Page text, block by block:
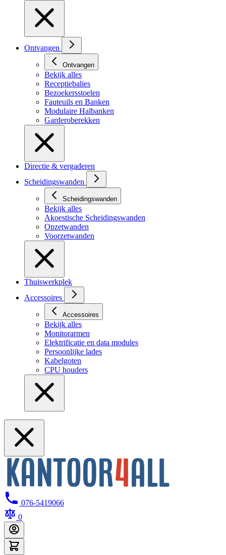
Ontvangen
Ontvangen
Bekijk alles
Receptiebalies
Bezoekersstoelen
Fauteuils en Banken
Modulaire Halbanken
Garderoberekken
Directie & vergaderen
Scheidingswanden
Scheidingswanden
Bekijk alles
Akoestische Scheidingswanden
Opzetwanden
Voorzetwanden
Thuiswerkplek
Accessoires
Accessoires
Bekijk alles
Monitorarmen
Elektrificatie en data modules
Persoonlijke lades
Kabelgoten
CPU houders
076-5419066
0